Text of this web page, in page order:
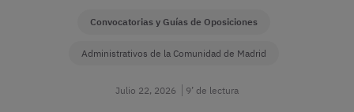
Convocatorias y Guías de Oposiciones
Administrativos de la Comunidad de Madrid
Julio 22, 2026 9’ de lectura